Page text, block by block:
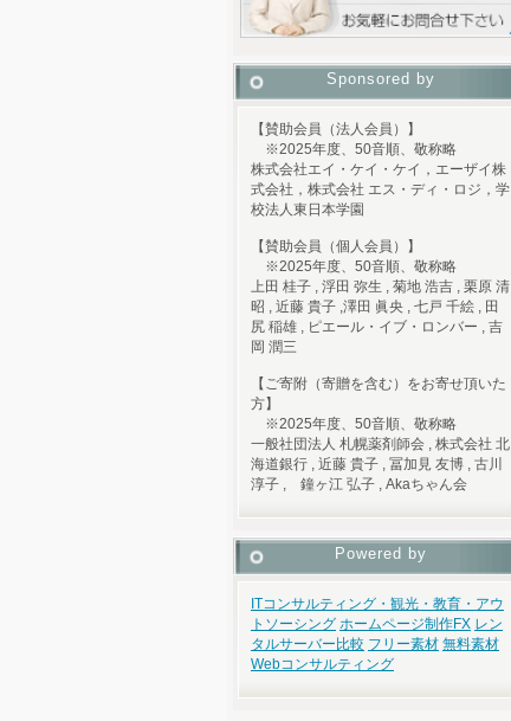
Sponsored by
【賛助会員（法人会員）】
※2025年度、50音順、敬称略
株式会社エイ・ケイ・ケイ，エーザイ株
式会社，株式会社 エス・ディ・ロジ，学
校法人東日本学園
【賛助会員（個人会員）】
※2025年度、50音順、敬称略
上田 桂子 , 浮田 弥生 , 菊地 浩吉 , 栗原 清
昭 , 近藤 貴子 ,澤田 眞央 , 七戸 千絵 , 田
尻 稲雄 , ピエール・イブ・ロンバー , 吉
岡 潤三
【ご寄附（寄贈を含む）をお寄せ頂いた
方】
※2025年度、50音順、敬称略
一般社団法人 札幌薬剤師会 , 株式会社 北
海道銀行 , 近藤 貴子 , 冨加見 友博 , 古川
淳子 , 鐘ヶ江 弘子 , Akaちゃん会
Powered by
ITコンサルティング・観光・教育・アウ
トソーシング ホームページ制作FX レン
タルサーバー比較 フリー素材 無料素材
Webコンサルティング